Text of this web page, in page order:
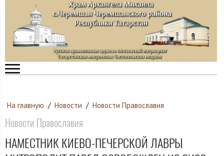
На главную / Новости / Новости Православия
Новости Православия
НАМЕСТНИК КИЕВО-ПЕЧЕРСКОЙ ЛАВРЫ